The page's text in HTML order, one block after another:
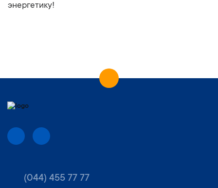
энергетику!
(044) 455 77 77